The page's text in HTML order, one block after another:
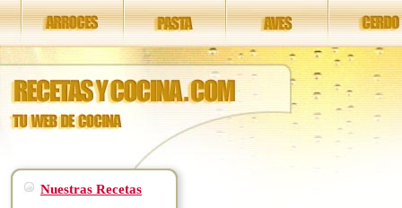
Nuestras Recetas